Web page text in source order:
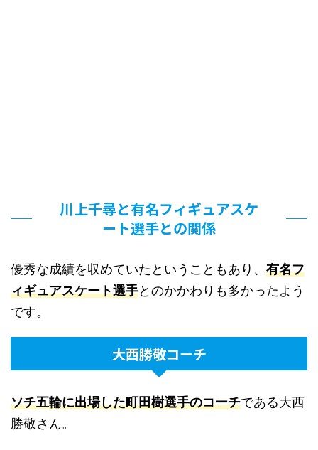
川上千尋と有名フィギュアスケ
ート選手との関係
優秀な成績を収めていたということもあり、 有名フ
ィギュアスケート選手とのかかわりも多かったよう
です。
大西勝敬コーチ
ソチ五輪に出場した町田樹選手のコーチである大西
勝敬さん。